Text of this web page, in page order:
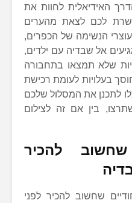
האידיאלית לחוות את
לכם לצאת מהערים
עוצרי הנשימה של הכפרים,
אל שבדיה עם ילדים,
שלא תמצאו בתחבורה
בעלויות לעומת רכישת
לתכנן את המסלול שלכם
בין אם זה לצילום
להכיר
שחשוב להכיר לפני